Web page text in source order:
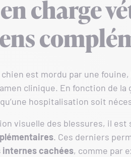
charge
est mordu par une fouine,
clinique. En fonction de
hospitalisation soit
visuelle des blessures, il
. Ces derniers
cachées, comme par